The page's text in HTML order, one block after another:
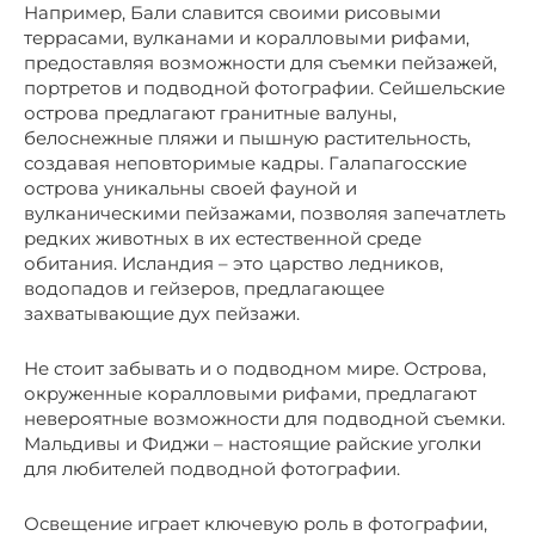
Например, Бали славится своими рисовыми
террасами, вулканами и коралловыми рифами,
предоставляя возможности для съемки пейзажей,
портретов и подводной фотографии. Сейшельские
острова предлагают гранитные валуны,
белоснежные пляжи и пышную растительность,
создавая неповторимые кадры. Галапагосские
острова уникальны своей фауной и
вулканическими пейзажами, позволяя запечатлеть
редких животных в их естественной среде
обитания. Исландия – это царство ледников,
водопадов и гейзеров, предлагающее
захватывающие дух пейзажи.
Не стоит забывать и о подводном мире. Острова,
окруженные коралловыми рифами, предлагают
невероятные возможности для подводной съемки.
Мальдивы и Фиджи – настоящие райские уголки
для любителей подводной фотографии.
Освещение играет ключевую роль в фотографии,